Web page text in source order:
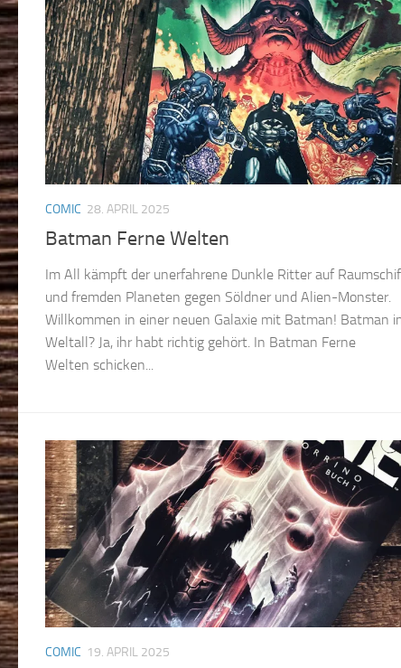
COMIC 28. APRIL 2025
Batman Ferne Welten
Im All kämpft der unerfahrene Dunkle Ritter auf
und fremden Planeten gegen Söldner und Alien-Monster.
Willkommen in einer neuen Galaxie mit Batman! Batman
Weltall? Ja, ihr habt richtig gehört. In Batman Ferne
Welten schicken...
COMIC 19. APRIL 2025